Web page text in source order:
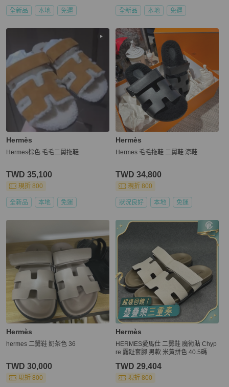
全新品 本地 免運 全新品 本地 免運
Hermès
Hermes棕色 毛毛二舅拖鞋
TWD 35,100
現折 800
全新品 本地 免運
Hermès
Hermes 毛毛拖鞋 二舅鞋 涼鞋
TWD 34,800
現折 800
狀況良好 本地 免運
Hermès
hermes 二舅鞋 奶茶色 36
TWD 30,000
現折 800
Hermès
HERMES愛馬仕 二舅鞋 魔術貼 Chyp
re 露趾套腳 男款 米黃拼色 40.5碼
TWD 29,404
現折 800